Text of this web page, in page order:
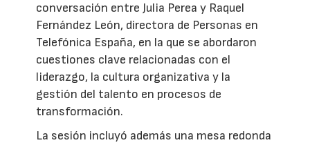
conversación entre Julia Perea y Raquel
Fernández León, directora de Personas en
Telefónica España, en la que se abordaron
cuestiones clave relacionadas con el
liderazgo, la cultura organizativa y la
gestión del talento en procesos de
transformación.
La sesión incluyó además una mesa redonda